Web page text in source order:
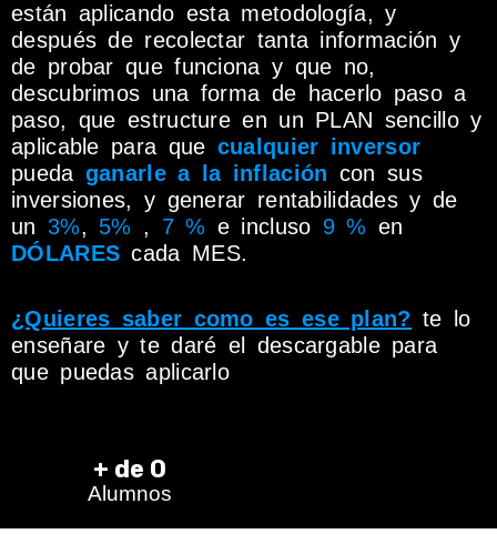
están aplicando esta metodología, y
después de recolectar tanta información y
de probar que funciona y que no,
descubrimos una forma de hacerlo paso a
paso, que estructure en un PLAN sencillo y
aplicable para que cualquier inversor
pueda ganarle a la inflación con sus
inversiones, y generar rentabilidades y de
un 3%, 5% , 7 % e incluso 9 % en
DÓLARES cada MES.
¿Quieres saber como es ese plan? te lo
enseñare y te daré el descargable para
que puedas aplicarlo
Alumnos
+ de 0